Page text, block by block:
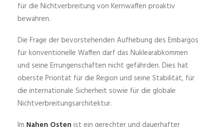
für die Nichtverbreitung von Kernwaffen proaktiv
bewahren.
Die Frage der bevorstehenden Aufhebung des Embargos
für konventionelle Waffen darf das Nuklearabkommen
und seine Errungenschaften nicht gefährden. Dies hat
oberste Priorität für die Region und seine Stabilität, für
die internationale Sicherheit sowie für die globale
Nichtverbreitungsarchitektur.